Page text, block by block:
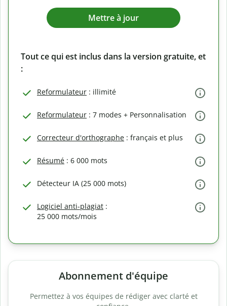
Mettre à jour
Tout ce qui est inclus dans la version gratuite, et
:
Reformulateur : illimité
Reformulateur : 7 modes + Personnalisation
Correcteur d'orthographe : français et plus
Résumé : 6 000 mots
Détecteur IA (25 000 mots)
Logiciel anti-plagiat :
25 000 mots/mois
Abonnement d'équipe
Permettez à vos équipes de rédiger avec clarté et